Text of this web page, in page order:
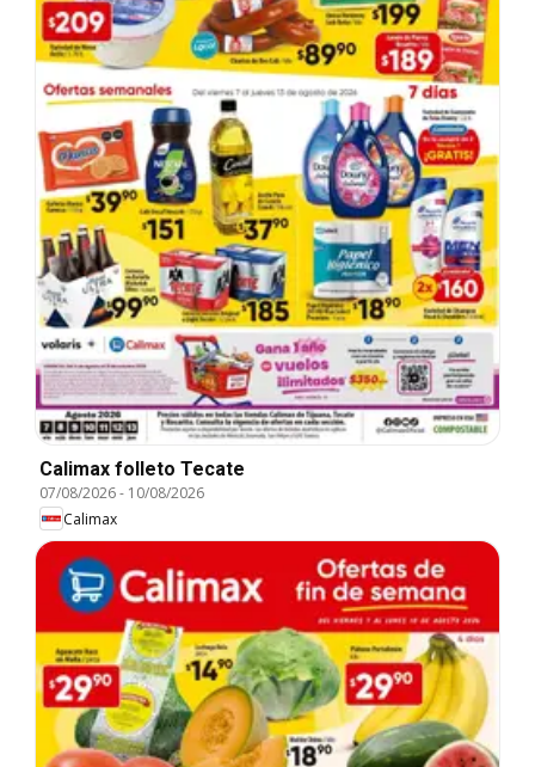
Calimax folleto Tecate
07/08/2026- 10/08/2026
Calimax